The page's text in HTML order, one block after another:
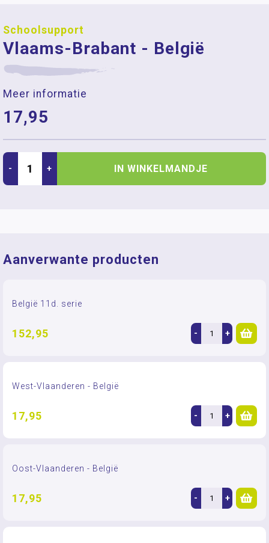
Schoolsupport
Vlaams-Brabant - België
Meer informatie
17,95
- + IN WINKELMANDJE
Aanverwante producten
België 11d. serie
152,95 - +
West-Vlaanderen - België
17,95 - +
Oost-Vlaanderen - België
17,95 - +